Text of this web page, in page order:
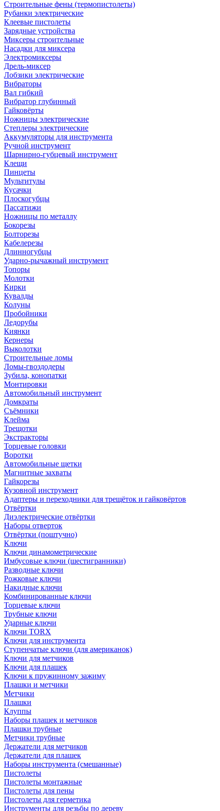
Строительные фены (термопистолеты)
Рубанки электрические
Клеевые пистолеты
Зарядные устройства
Миксеры строительные
Насадки для миксера
Электромиксеры
Дрель-миксер
Лобзики электрические
Вибраторы
Вал гибкий
Вибратор глубинный
Гайковёрты
Ножницы электрические
Степлеры электрические
Аккумуляторы для инструмента
Ручной инструмент
Шарнирно-губцевый инструмент
Клещи
Пинцеты
Мультитулы
Кусачки
Плоскогубцы
Пассатижи
Ножницы по металлу
Бокорезы
Болторезы
Кабелерезы
Длинногубцы
Ударно-рычажный инструмент
Топоры
Молотки
Кирки
Кувалды
Колуны
Пробойники
Ледорубы
Киянки
Кернеры
Выколотки
Строительные ломы
Ломы-гвоздодеры
Зубила, конопатки
Монтировки
Автомобильный инструмент
Домкраты
Съёмники
Клейма
Трещотки
Экстракторы
Торцевые головки
Воротки
Автомобильные щетки
Магнитные захваты
Гайкорезы
Кузовной инструмент
Адаптеры и переходники для трещёток и гайковёртов
Отвёртки
Диэлектрические отвёртки
Наборы отверток
Отвёртки (поштучно)
Ключи
Ключи динамометрические
Имбусовые ключи (шестигранники)
Разводные ключи
Рожковые ключи
Накидные ключи
Комбинированные ключи
Торцевые ключи
Трубные ключи
Ударные ключи
Ключи TORX
Ключи для инструмента
Ступенчатые ключи (для американок)
Ключи для метчиков
Ключи для плашек
Ключи к пружинному зажиму
Плашки и метчики
Метчики
Плашки
Клуппы
Наборы плашек и метчиков
Плашки трубные
Метчики трубные
Держатели для метчиков
Держатели для плашек
Наборы инструмента (смешанные)
Пистолеты
Пистолеты монтажные
Пистолеты для пены
Пистолеты для герметика
Инструменты для резьбы по дереву